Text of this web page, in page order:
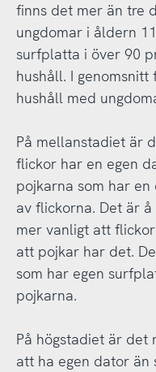
finns det mer än tre
ungdomar i åldern
surfplatta i över 90
hushåll. I
hushåll med
På mellanstadiet är
flickor har en egen
pojkarna som har
av flickorna. Det är
mer vanligt att
att pojkar har det.
som har egen
pojkarna.
På högstadiet är det
att ha egen dator